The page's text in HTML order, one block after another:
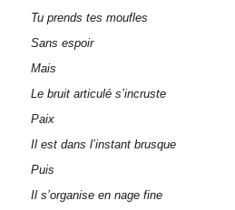
Tu prends tes moufles
Sans espoir
Mais
Le bruit articulé s’incruste
Paix
Il est dans l’instant brusque
Puis
Il s’organise en nage fine